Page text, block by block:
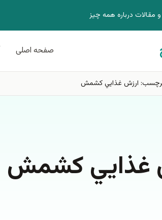
و مقالات درباره همه چيز
صفحه اصلی
ارزش غذايي كشمش
غذايي كشمش